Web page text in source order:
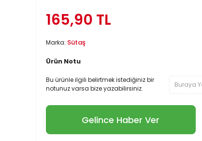
165,90 TL
Marka: Sütaş
Ürün Notu
Bu ürünle ilgili belirtmek istediğiniz bir
notunuz varsa bize yazabilirsiniz.
Gelince Haber Ver